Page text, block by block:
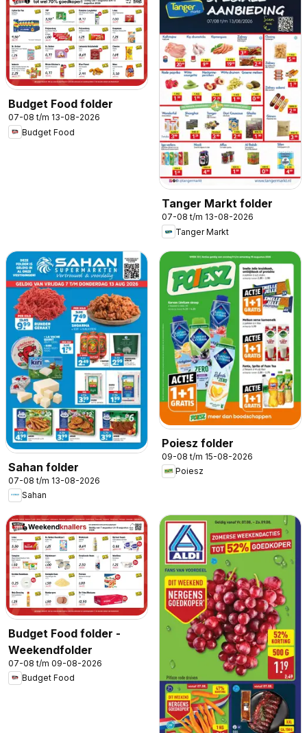
Budget Food folder
07-08 t/m 13-08-2026
Budget Food
Tanger Markt folder
07-08 t/m 13-08-2026
Tanger Markt
Sahan folder
07-08 t/m 13-08-2026
Sahan
Poiesz folder
09-08 t/m 15-08-2026
Poiesz
Budget Food folder -
Weekendfolder
07-08 t/m 09-08-2026
Budget Food